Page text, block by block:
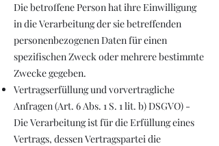
Die betroffene Person hat ihre Einwilligung
in die Verarbeitung der sie betreffenden
personenbezogenen Daten für einen
spezifischen Zweck oder mehrere bestimmte
Zwecke gegeben.
Vertragserfüllung und vorvertragliche
Anfragen (Art. 6 Abs. 1 S. 1 lit. b) DSGVO) -
Die Verarbeitung ist für die Erfüllung eines
Vertrags, dessen Vertragspartei die